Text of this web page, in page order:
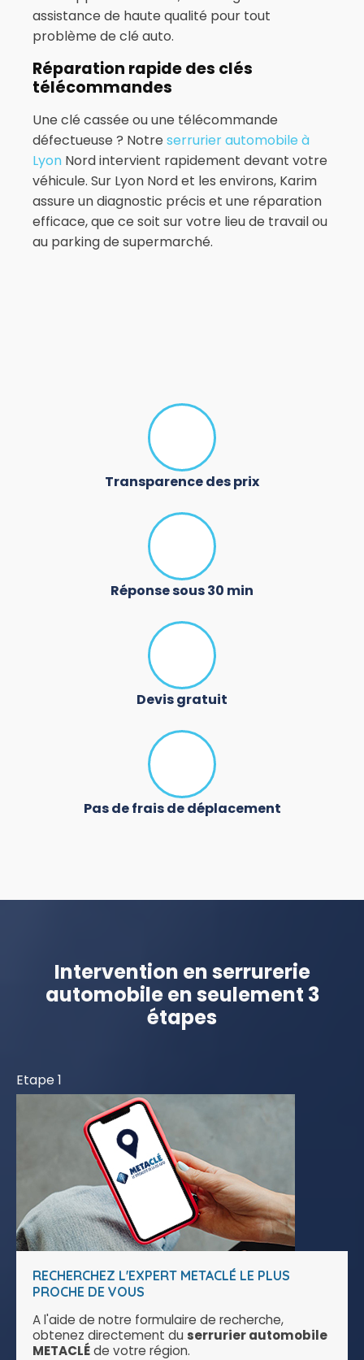
assistance de haute qualité pour tout
problème de clé auto.
Réparation rapide des clés
télécommandes
Une clé cassée ou une télécommande
défectueuse ? Notre serrurier automobile à
Lyon Nord intervient rapidement devant votre
véhicule. Sur Lyon Nord et les environs, Karim
assure un diagnostic précis et une réparation
efficace, que ce soit sur votre lieu de travail ou
au parking de supermarché.
Transparence des prix
Réponse sous 30 min
Devis gratuit
Pas de frais de déplacement
Intervention en serrurerie
automobile en seulement 3
étapes
Etape 1
RECHERCHEZ L'EXPERT METACLÉ LE PLUS
PROCHE DE VOUS
A l'aide de notre formulaire de recherche,
obtenez directement du serrurier automobile
METACLÉde votre région.